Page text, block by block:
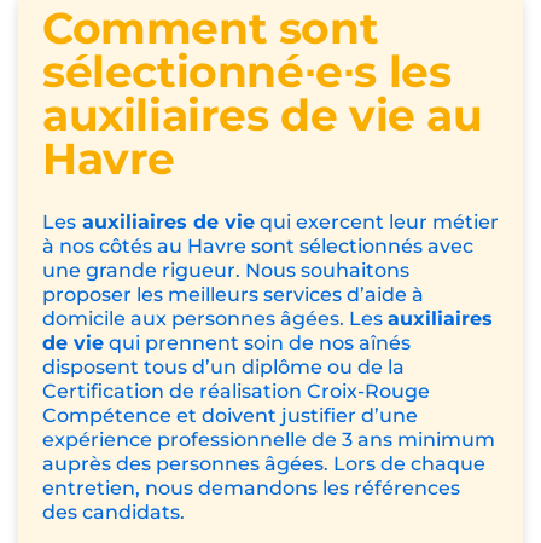
Comment sont
sélectionné∙e∙s les
auxiliaires de vie au
Havre
Les auxiliaires de vie qui exercent leur métier
à nos côtés au Havre sont sélectionnés avec
une grande rigueur. Nous souhaitons
proposer les meilleurs services d’aide à
domicile aux personnes âgées. Les auxiliaires
de vie qui prennent soin de nos aînés
disposent tous d’un diplôme ou de la
Certification de réalisation Croix-Rouge
Compétence et doivent justifier d’une
expérience professionnelle de 3 ans minimum
auprès des personnes âgées. Lors de chaque
entretien, nous demandons les références
des candidats.